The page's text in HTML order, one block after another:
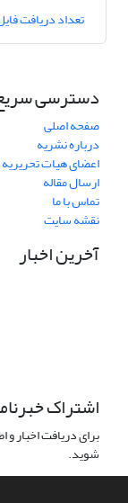
تعداد دریافت
دسترسی
صفحه اصلی
درباره نشریه
اعضای هیات تحریریه
ارسال مقاله
تماس با ما
نقشه سایت
آخرین اخبار
اشتراک
برای دریافت اخبار
شوید.